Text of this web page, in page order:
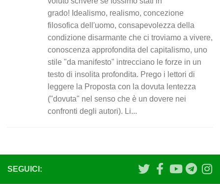
grado! Idealismo, realismo, concezione
filosofica dell'uomo, consapevolezza della
condizione disarmante che ci troviamo a vivere,
conoscenza approfondita del capitalismo, uno
stile "da manifesto" intrecciano le forze in un
testo di insolita profondita. Prego i lettori di
leggere la Proposta con la dovuta lentezza
("dovuta" nel senso che è un dovere nei
confronti degli autori). Li...
SEGUICI: